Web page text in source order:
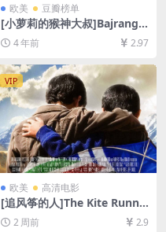
欧美 豆瓣榜单
[小萝莉的猴神大叔]Bajrangi
Bhaijaan (2015)[百度网盘+迅
雷云盘资源1080P超清未删减]
4 年前 2.97
VIP
欧美 高清电影
[追风筝的人]The Kite Runne
r (2007)[百度网盘+夸克网盘1
080P超清未删减资源][网盘在
2 周前 2.9